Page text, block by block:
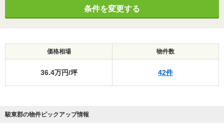
条件を変更する
価格相場 物件数
36.4万円/坪 42件
駿東郡の物件ピックアップ情報